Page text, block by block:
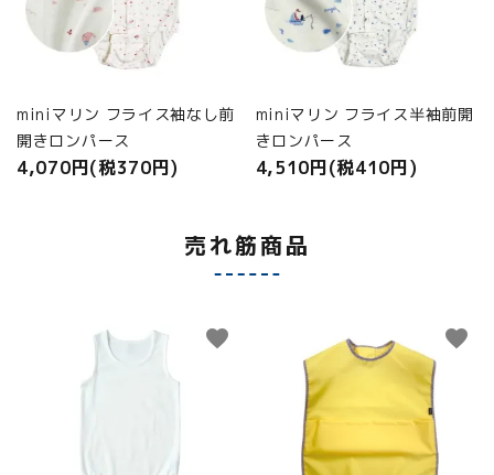
miniマリン フライス袖なし前
開きロンパース
4,070円(税370円)
miniマリン フライス半袖前開
きロンパース
4,510円(税410円)
売れ筋商品
favorite favorite